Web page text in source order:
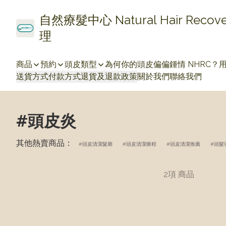
自然療髮中心 Natural Hair
理
商品 預約 頭皮類型 為何你的頭皮偏偏鍾情 NHRC？
送貨方式付款方式退貨及退款政策關於我們聯絡我們
#頭皮炎
其他熱賣商品： 頭皮清潔髮廊 頭皮清潔療程 頭皮清潔推薦 頭髮
2項 商品